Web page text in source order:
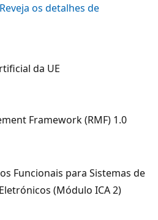
Reveja os detalhes de
da UE
Framework (RMF) 1.0
Funcionais para Sistemas de
(Módulo ICA 2)